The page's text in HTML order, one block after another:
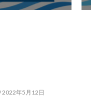
2022年5月12日